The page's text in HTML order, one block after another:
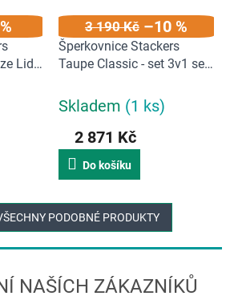
Lid |
3 190 Kč –10 %
Šperkovnice Stackers
Taupe Classic - set 3v1 se
Skladem (1 ks)
2 871 Kč
Do košíku
PODOBNÉ PRODUKTY